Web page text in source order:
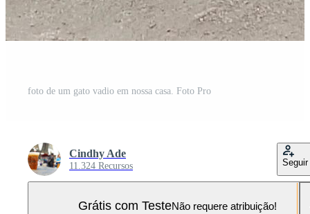
foto de um gato vadio em nossa casa. Foto Pro
Cindhy Ade
11.324 Recursos Seguir
Grátis com TesteNão requere atribuição!